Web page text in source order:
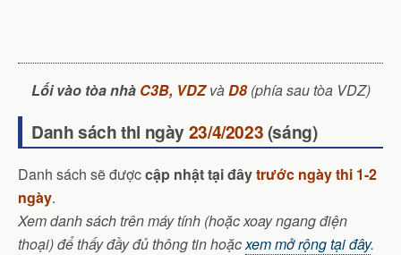
Lối vào tòa nhà C3B, VDZvàD8(phía sau tòa VDZ)
Danh sách thi ngày23/4/2023(sáng)
Danh sách sẽ đượccập nhật tại đâytrước ngày thi 1-2
ngày.
Xem danh sách trên máy tính (hoặc xoay ngang điện
thoại) để thấy đầy đủ thông tin hoặcxem mở rộng tại đây.